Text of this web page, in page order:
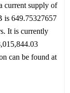
current supply of
is 649.75327657
It is currently
can be found at